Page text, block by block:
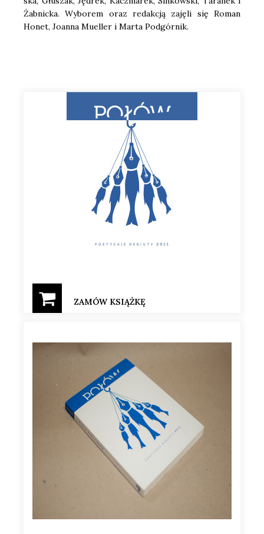
Żab­nic­ka. Wybo­rem oraz redak­cją zaję­li się Roman
Honet, Joan­na Muel­ler i Mar­ta Pod­gór­nik.
ZAMÓW KSIĄŻKĘ